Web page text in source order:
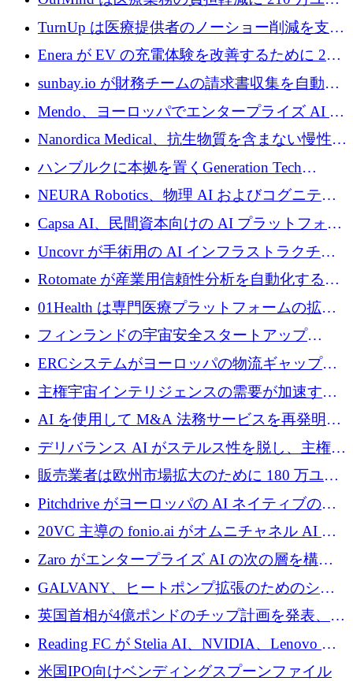
ロを寄付
TurnUp は医療提供者のノーショー削減を支援
するために 200 万ユーロを調達
Enera が EV の充電体験を改善するために 200
万ドルを調達
sunbay.io が財務チームの請求書収集を自動化
するために 55 万ユーロを調達
Mendo、ヨーロッパでエンタープライズ AI 導
入を拡大するために 1,200 万ユーロを確保
Nanordica Medical、抗生物質を含まない慢性創
傷治療薬を市場に投入するために 160 万ユー
ロを調達
ハンブルクに本拠を置くGeneration Tech
Partnersが5,000万ユーロのAIロールアップファ
NEURA Robotics、物理 AI およびコグニティ
ブ ロボティクス プラットフォームを拡張する
ためにシリーズ C で最大 14 億ドルを確保
Capsa AI、民間資本向けの AI プラットフォー
ムを拡大するために 1,800 万ドルを調達
Uncovr が手術用の AI インフラストラクチャ
を構築するために 700 万ドルを調達
Rotomate が産業用信頼性分析を自動化するた
めに 210 万ユーロを調達
01Health は専門医療プラットフォームの拡大
に 1,500 万ドルを確保
フィンランドの宇宙安全スタートアップ
Aavuus が、スペースデブリ追跡に取り組むプ
レシード資金を獲得
ERCシステムがヨーロッパの物流ギャップを
埋めるために設計された重量物運搬用eVTOL
であるVictorを発表
主権宇宙インテリジェンスの需要が加速する
中、ICEYEは評価額100億ユーロ以上で4億
5,000万ユーロを調達
AI を使用して M&A 法務サービスを再発明す
るために 110 万ユーロを適切に確保
デリバランス AI がステルス性を脱し、主権の
あるエンタープライズ AI を強化
販売業者は欧州市場拡大のために 180 万ユー
ロを確保
Pitchdrive がヨーロッパの AI ネイティブの創
業者を支援するために 6,000 万ユーロを調達
20VC 主導の fonio.ai がオムニチャネル AI プ
ラットフォームのために 1,700 万ドルを調達
Zaro がエンタープライズ AI の次の層を構築
するために 510 万ドルを獲得
GALVANY、ヒートポンプ拡張のためのシー
ドラウンドで1,000万ユーロを確保
英国首相が4億ポンドのチップ計画を発表、英
国の新興企業は「ここで拡大」し「ここに留
まる」
Reading FC が Stelia AI、NVIDIA、Lenovo と
協力して AI Center of Excellence を立ち上げ
米国IPO向けベンディングスプーンファイル